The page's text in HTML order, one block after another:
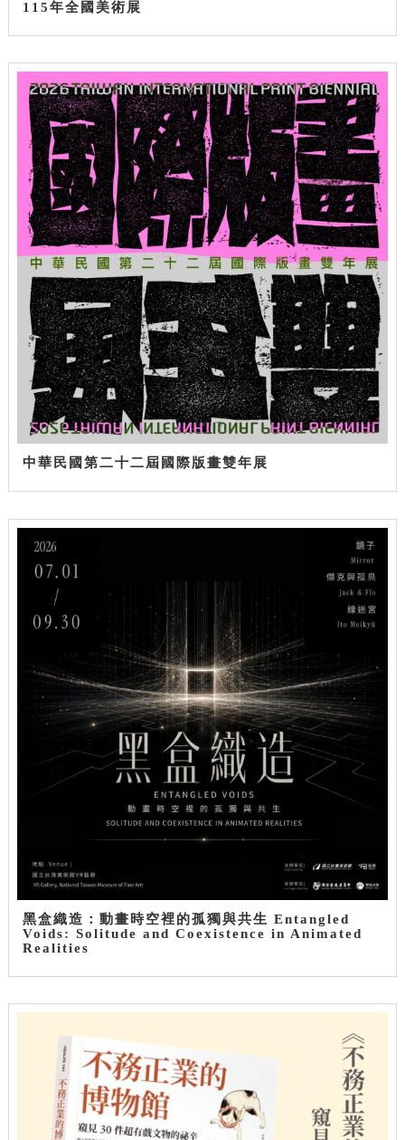
115年全國美術展
中華民國第二十二屆國際版畫雙年展
黑盒織造：動畫時空裡的孤獨與共生 Entangled
Voids: Solitude and Coexistence in Animated
Realities